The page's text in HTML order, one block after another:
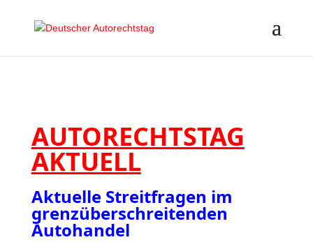
AUTORECHTSTAG
AKTUELL
Aktuelle Streitfragen im
grenzüberschreitenden
Autohandel